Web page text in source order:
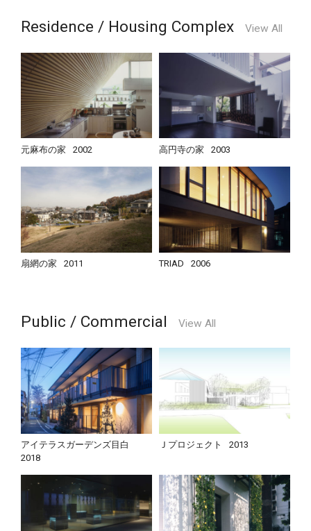
Residence / Housing Complex View All
元麻布の家 2002 高円寺の家 2003
扇網の家 2011 TRIAD 2006
Public / Commercial View All
アイテラスガーデンズ目白
2018
Ｊプロジェクト 2013